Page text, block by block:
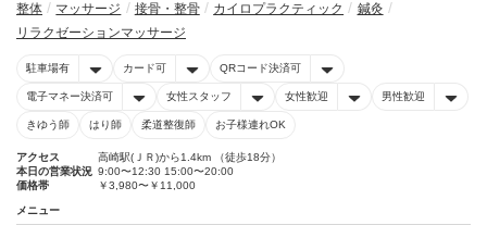
整体 マッサージ 接骨・整骨 カイロプラクティック
鍼灸
リラクゼーションマッサージ
駐車場有 カード可 QRコード決済可
電子マネー決済可 女性スタッフ 女性歓迎 男性歓迎
きゆう師 はり師 柔道整復師 お子様連れOK
アクセス
高崎駅(ＪＲ)から1.4km （徒歩18分）
本日の営業状況 9:00〜12:30 15:00〜20:00
価格帯
￥3,980〜￥11,000
メニュー